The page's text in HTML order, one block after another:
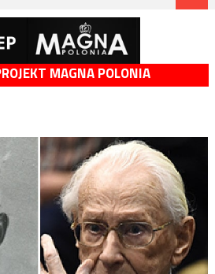
MAGNA POLONIA